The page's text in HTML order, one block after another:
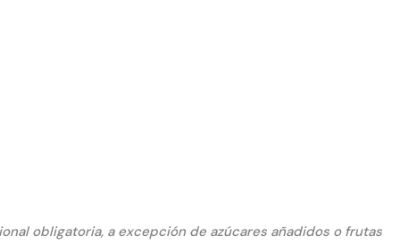
obligatoria, a excepción de azúcares añadidos o frutas